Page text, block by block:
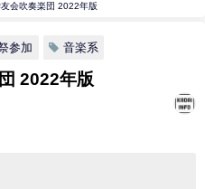
会吹奏楽団 2022年版
参加 音楽系
2022年版